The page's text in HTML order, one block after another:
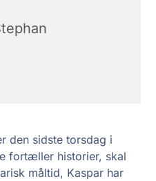
den sidste torsdag i
fortæller historier, skal
måltid, Kaspar har